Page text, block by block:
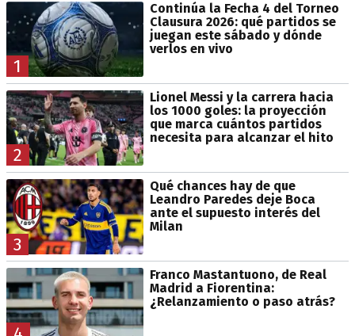
1
Continúa la Fecha 4 del Torneo
Clausura 2026: qué partidos se
juegan este sábado y dónde
verlos en vivo
2
Lionel Messi y la carrera hacia
los 1000 goles: la proyección
que marca cuántos partidos
necesita para alcanzar el hito
3
Qué chances hay de que
Leandro Paredes deje Boca
ante el supuesto interés del
Milan
Franco Mastantuono, de Real
Madrid a Fiorentina:
¿Relanzamiento o paso atrás?